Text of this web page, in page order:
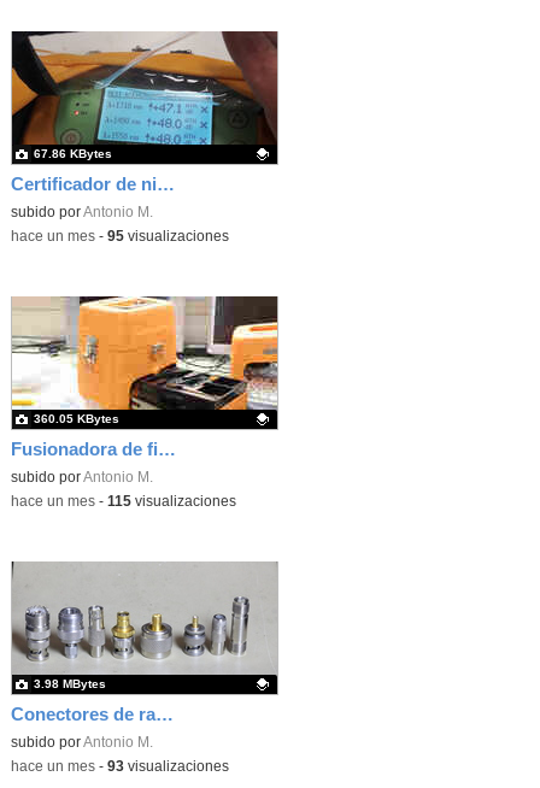
Certificador de niveles de señal de fibra óptica
Contenido educativo.
subido porAntonio M.
67.86 KBytes
-hace un mes- 95visualizaciones
Fusionadora de fibra óptica
Contenido educativo.
subido porAntonio M.
360.05 KBytes
-hace un mes- 115visualizaciones
Conectores de radiofrecuencia para telecomunicaciones
Contenido educativo.
subido porAntonio M.
3.98 MBytes
-hace un mes- 93visualizaciones